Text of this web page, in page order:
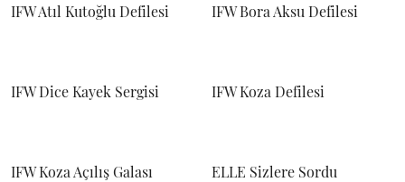
IFW Atıl Kutoğlu Defilesi IFW Bora Aksu Defilesi
IFW Dice Kayek Sergisi IFW Koza Defilesi
IFW Koza Açılış Galası ELLE Sizlere Sordu